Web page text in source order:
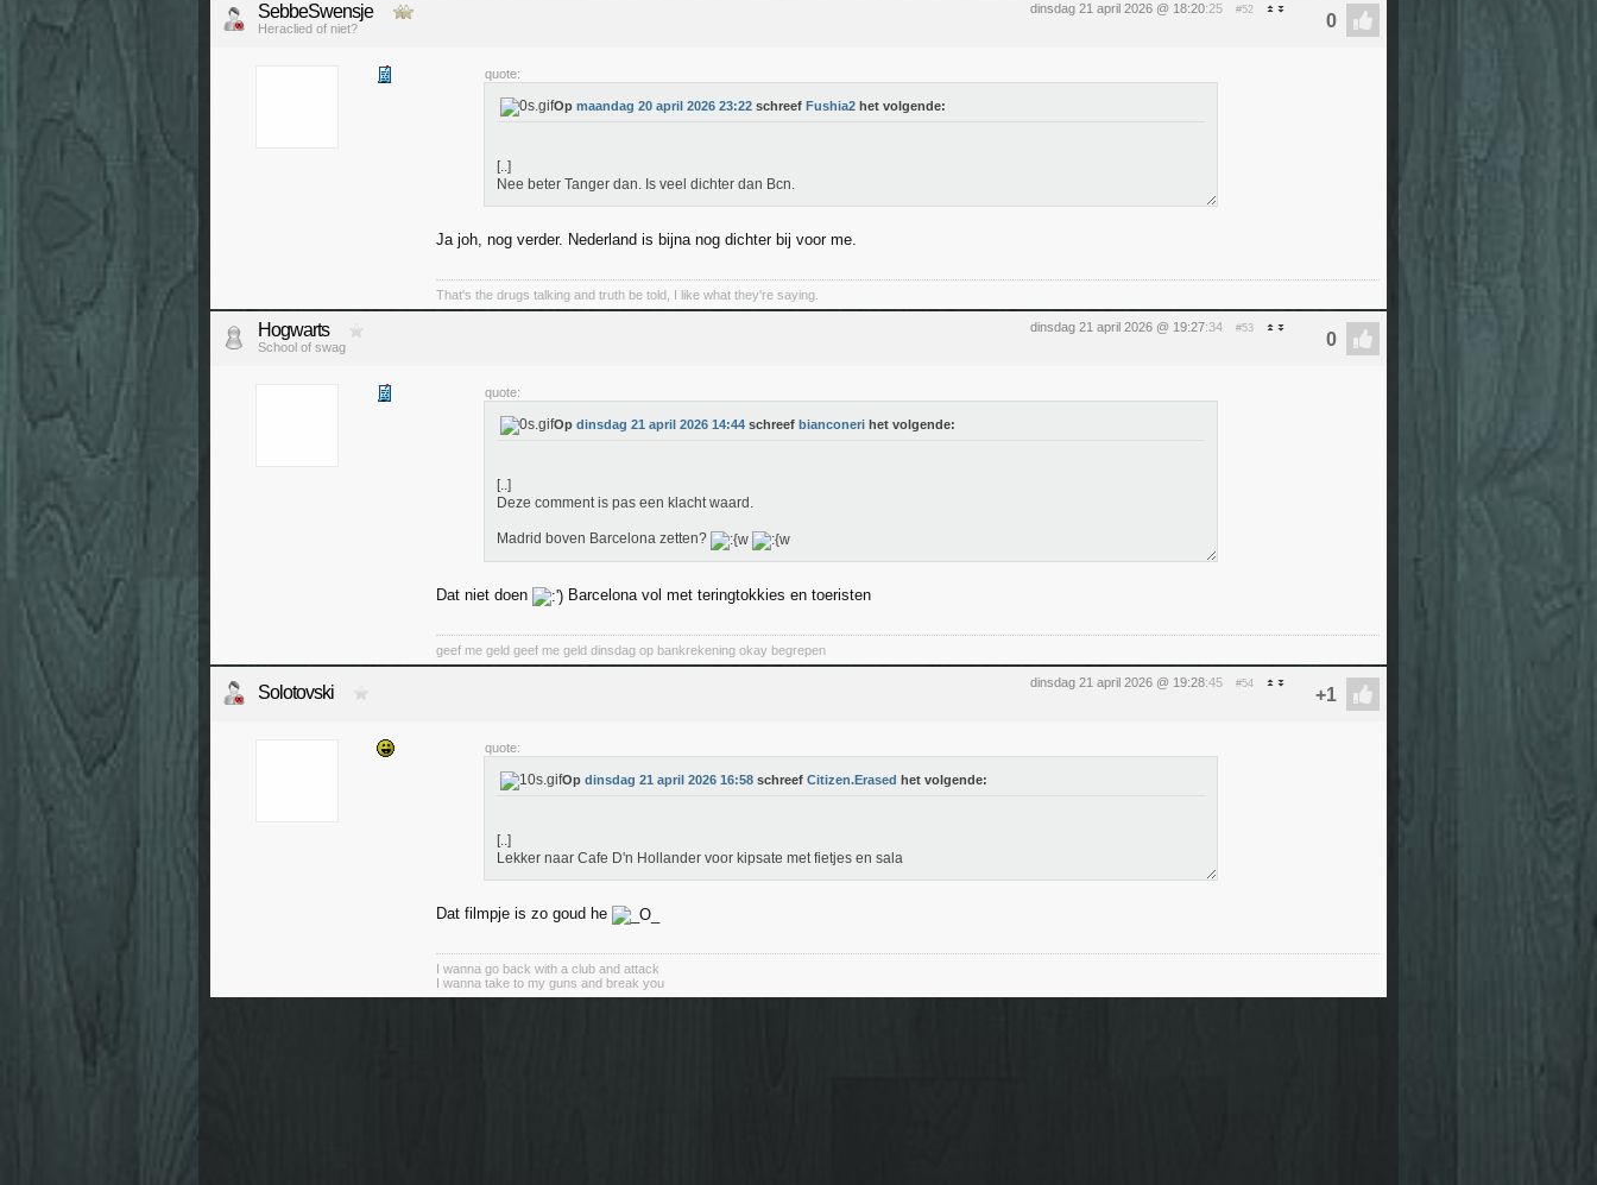
dinsdag 21 april 2026 @ 18:20:25 #52
SebbeSwensje
Heraclied of niet?
quote:
Op maandag 20 april 2026 23:22 schreef Fushia2 het volgende:
[..]
Nee beter Tanger dan. Is veel dichter dan Bcn.
Ja joh, nog verder. Nederland is bijna nog dichter bij voor me.
That's the drugs talking and truth be told, I like what they're saying.
dinsdag 21 april 2026 @ 19:27:34 #53
Hogwarts
School of swag
quote:
Op dinsdag 21 april 2026 14:44 schreef bianconeri het volgende:
[..]
Deze comment is pas een klacht waard.
Madrid boven Barcelona zetten?
Dat niet doen Barcelona vol met teringtokkies en toeristen
geef me geld geef me geld dinsdag op bankrekening okay begrepen
dinsdag 21 april 2026 @ 19:28:45 #54
Solotovski
quote:
Op dinsdag 21 april 2026 16:58 schreef Citizen.Erased het volgende:
[..]
Lekker naar Cafe D'n Hollander voor kipsate met fietjes en sala
Dat filmpje is zo goud he
I wanna go back with a club and attack
I wanna take to my guns and break you